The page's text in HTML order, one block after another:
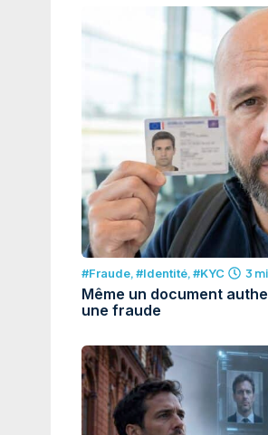
#Fraude,#Identité,#KYC 3
Même un document
une fraude